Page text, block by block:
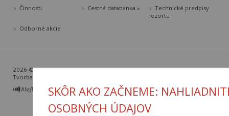
SKÔR AKO ZAČNEME:
OSOBNÝCH ÚDAJOV
Činnosti
Cestná databanka »
Technické predpisy
rezortu
Odborné akcie
2026 © Slovenská správa ciest |Nastavenia cookies
Tvorba web stránok